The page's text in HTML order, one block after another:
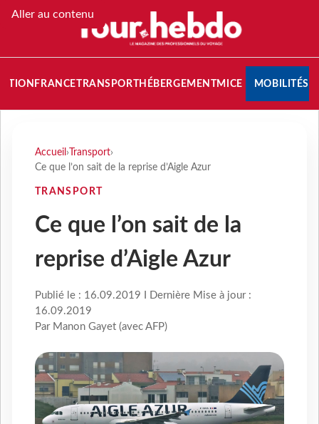
Aller au contenu
FRANCETRANSPORT HÉBERGEMENTMICE MOBILITÉS
Accueil › Transport›
Ce que l’on sait de la reprise d’Aigle Azur
TRANSPORT
Ce que l’on sait de la
reprise d’Aigle Azur
Publié le : 16.09.2019 I Dernière Mise à jour :
16.09.2019
Par Manon Gayet (avec AFP)